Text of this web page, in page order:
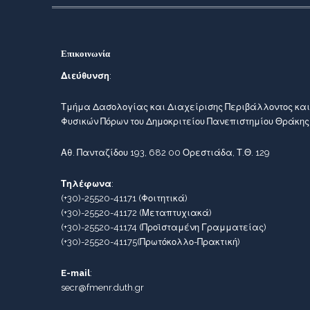
Επικοινωνία
Διεύθυνση:
Τμήμα Δασολογίας και Διαχείρισης Περιβάλλοντος και
Φυσικών Πόρων του Δημοκριτείου Πανεπιστημίου
Αθ. Πανταζίδου 193, 682 00 Ορεστιάδα, Τ.Θ. 129
Τηλέφωνα:
(+30)-25520-41171 (Φοιτητικά)
(+30)-25520-41172 (Μεταπτυχιακά)
(+30)-25520-41174 (Προϊσταμένη Γραμματείας)
(+30)-25520-41175(Πρωτόκολλο-Πρακτική)
E-mail:
secr@fmenr.duth.gr